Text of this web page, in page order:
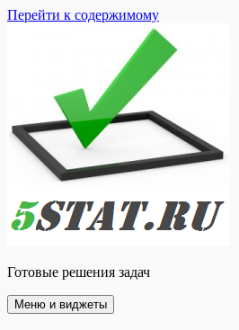
Перейти к содержимому
Готовые решения задач
Меню и виджеты